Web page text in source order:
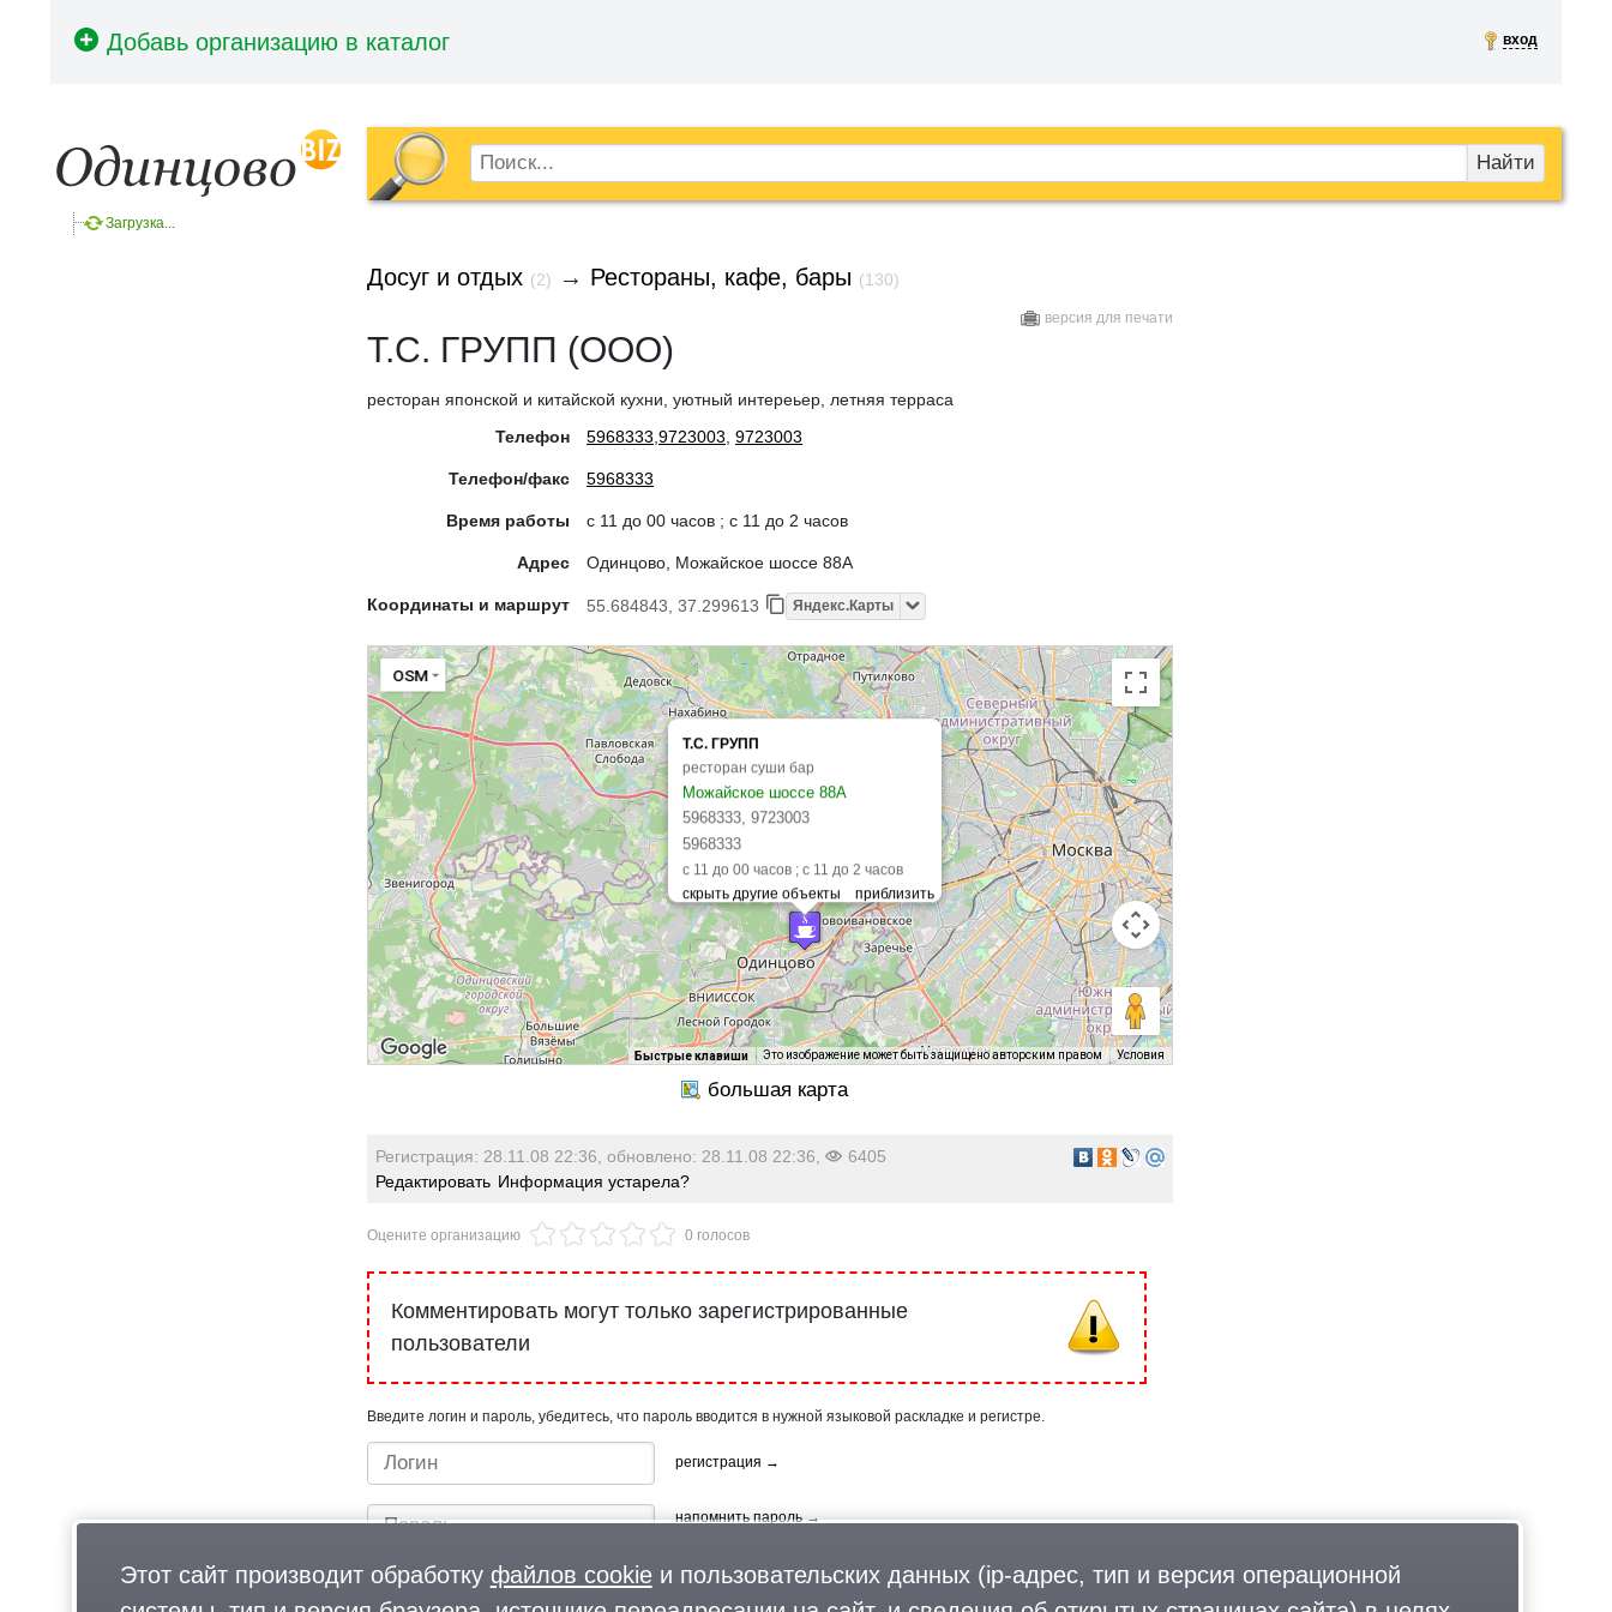
вход
Найти
Загрузка...
Досуг и отдых (2) → Рестораны, кафе, бары (130)
версия для печати
Т.С. ГРУПП (ООО)
ресторан японской и китайской кухни, уютный интереьер, летняя терраса
Телефон
5968333 9723003 9723003
Телефон/факс 5968333
Время работы c 11 до 00 часов ; с 11 до 2 часов
Адрес Одинцово, Можайское шоссе 88А
Координаты и маршрут 55.684843, 37.299613 Яндекс.Карты
Т.С. ГРУПП
ресторан суши бар
Можайское шоссе 88А
5968333, 9723003
5968333
c 11 до 00 часов ; с 11 до 2 часов
OSM
Быстрые клавиши Это изображение может быть защищено авторским правом Условия
Регистрация: 28.11.08 22:36, обновлено: 28.11.08 22:36,
6405
Редактировать Информация устарела?
Оцените организацию 0 голосов
Комментировать могут только зарегистрированные
пользователи
Введите логин и пароль, убедитесь, что пароль вводится в нужной языковой раскладке и регистре.
регистрация →
напомнить пароль →
Этот сайт производит обработку файлов cookieи пользовательских данных (ip-адрес, тип и версия операционной